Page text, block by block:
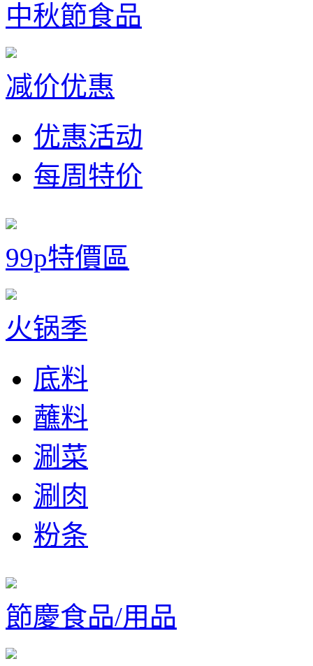
中秋節食品
减价优惠
优惠活动
每周特价
99p特價區
火锅季
底料
蘸料
涮菜
涮肉
粉条
節慶食品/用品